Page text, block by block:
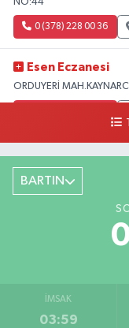
0 (378) 228 00 36
Esen Eczanesi
ORDUYERİ
Şiremirçavuş Mahallesi,
0 (378) 227 85 45
BARTIN
İMSAK
03:59